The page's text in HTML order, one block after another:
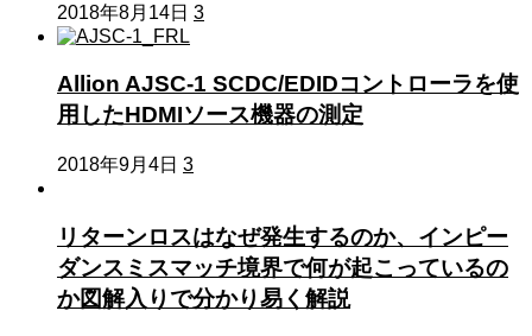
2018年8月14日 3
Allion AJSC-1 SCDC/EDIDコントローラを使
用したHDMIソース機器の測定
2018年9月4日 3
リターンロスはなぜ発生するのか、インピー
ダンスミスマッチ境界で何が起こっているの
か図解入りで分かり易く解説